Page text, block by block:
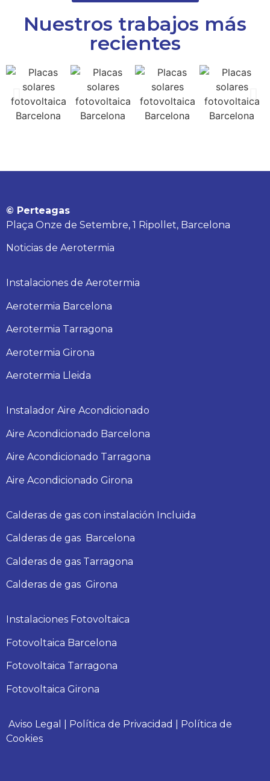
Nuestros trabajos más
recientes
© Perteagas
Plaça Onze de Setembre, 1 Ripollet, Barcelona
Noticias de Aerotermia
Instalaciones de Aerotermia
Aerotermia Barcelona
Aerotermia Tarragona
Aerotermia Girona
Aerotermia Lleida
Instalador Aire Acondicionado
Aire Acondicionado Barcelona
Aire Acondicionado Tarragona
Aire Acondicionado Girona
Calderas de gas con instalación Incluida
Calderas de gas Barcelona
Calderas de gas Tarragona
Calderas de gas Girona
Instalaciones Fotovoltaica
Fotovoltaica Barcelona
Fotovoltaica Tarragona
Fotovoltaica Girona
Aviso Legal Política de Privacidad
Política de
Cookies